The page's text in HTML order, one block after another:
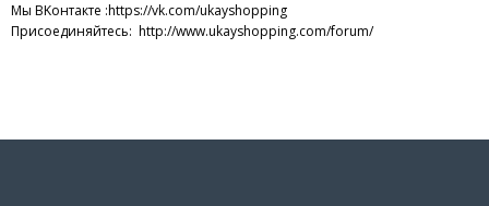
Мы ВKонтакте :https://vk.com/ukayshopping
Присоединяйтесь: http://www.ukayshopping.com/forum/